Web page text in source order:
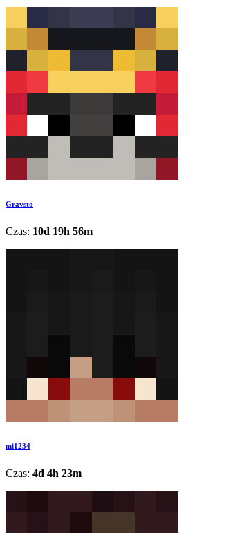
Gravsto
Czas: 10d 19h 56m
mi1234
Czas: 4d 4h 23m